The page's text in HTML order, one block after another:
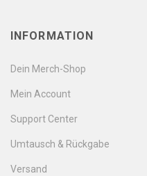
INFORMATION
Dein Merch-Shop
Mein Account
Support Center
Umtausch & Rückgabe
Versand